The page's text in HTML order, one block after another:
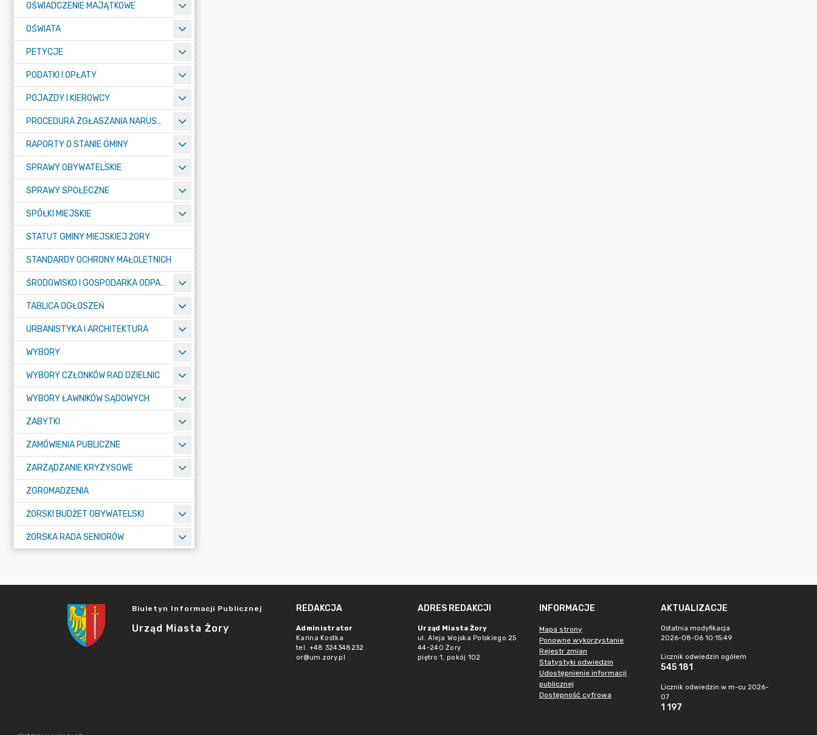
OŚWIADCZENIE MAJĄTKOWE
OŚWIATA
PETYCJE
PODATKI I OPŁATY
POJAZDY I KIEROWCY
PROCEDURA ZGŁASZANIA NARUSZEŃ PRAWA
RAPORTY O STANIE GMINY
SPRAWY OBYWATELSKIE
SPRAWY SPOŁECZNE
SPÓŁKI MIEJSKIE
STATUT GMINY MIEJSKIEJ ŻORY
STANDARDY OCHRONY MAŁOLETNICH
ŚRODOWISKO I GOSPODARKA ODPADAMI
TABLICA OGŁOSZEŃ
URBANISTYKA I ARCHITEKTURA
WYBORY
WYBORY CZŁONKÓW RAD DZIELNIC
WYBORY ŁAWNIKÓW SĄDOWYCH
ZABYTKI
ZAMÓWIENIA PUBLICZNE
ZARZĄDZANIE KRYZYSOWE
ZGROMADZENIA
ŻORSKI BUDŻET OBYWATELSKI
ŻORSKA RADA SENIORÓW
Biuletyn Informacji Publicznej
Urząd Miasta Żory
REDAKCJA
Administrator
Karina Kostka
tel. +48 324348232
or@um.zory.pl
ADRES REDAKCJI
Urząd Miasta Żory
ul. Aleja Wojska Polskiego 25
44-240 Żory
piętro 1, pokój 102
INFORMACJE
Mapa strony
Ponowne wykorzystanie
Rejestr zmian
Statystyki odwiedzin
Udostępnienie informacji
publicznej
Dostępność cyfrowa
AKTUALIZACJE
Ostatnia modyfikacja
2026-08-06 10:15:49
Licznik odwiedzin ogółem
545 181
Licznik odwiedzin w m-cu 2026-
07
1 197